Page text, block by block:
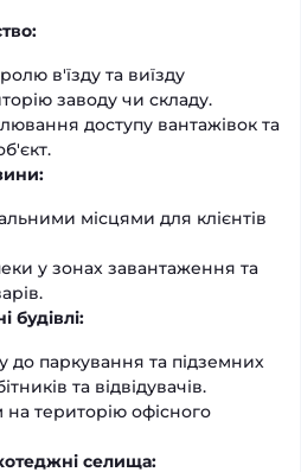
в'їзду та виїзду
заводу чи складу.
доступу вантажівок та
місцями для клієнтів
у зонах завантаження та
будівлі:
паркування та підземних
та відвідувачів.
на територію офісного
селища: